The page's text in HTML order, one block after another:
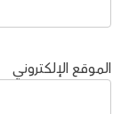
الموقع الإلكتروني